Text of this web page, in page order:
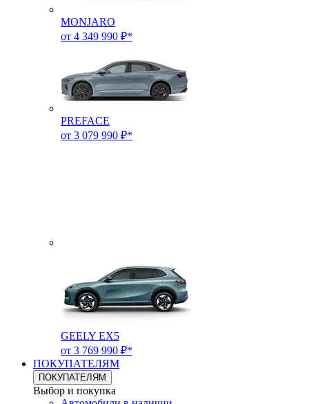
MONJARO
от 4 349 990 ₽*
PREFACE
от 3 079 990 ₽*
GEELY EX5
от 3 769 990 ₽*
ПОКУПАТЕЛЯМ
ПОКУПАТЕЛЯМ
Выбор и покупка